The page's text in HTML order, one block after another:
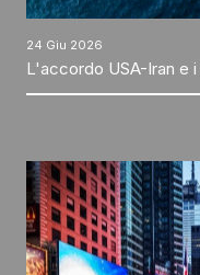
24 Giu 2026
L'accordo USA-Iran e